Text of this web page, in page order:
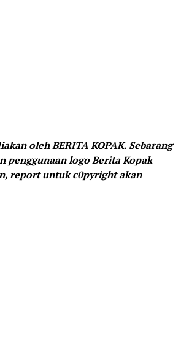
oleh BERITA KOPAK. Sebarang
penggunaan logo Berita Kopak
report untuk c0pyright akan